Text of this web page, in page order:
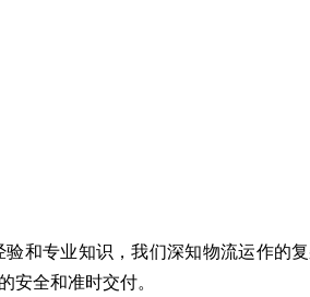
和专业知识，我们深知物流运作的
安全和准时交付。